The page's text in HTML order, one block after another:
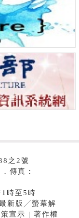
之2號
傳真：
時至5時
新版╱螢幕解
宣示 | 著作權